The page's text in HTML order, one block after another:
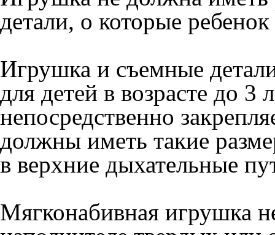
детали, о которые
Игрушка и съемные
для детей в возрасте до 3
непосредственно
должны иметь такие
в верхние дыхательные
Мягконабивная игрушка